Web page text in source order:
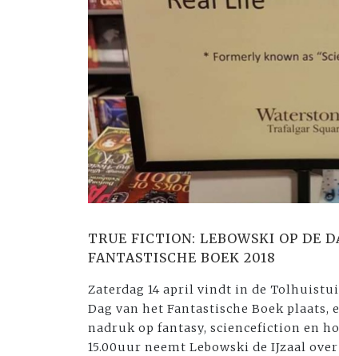
TRUE FICTION: LEBOWSKI OP DE
FANTASTISCHE BOEK 2018
Zaterdag 14 april vindt in de
Dag van het Fantastische Boek
nadruk op fantasy, sciencefiction en
15.00uur neemt Lebowski de IJzaal